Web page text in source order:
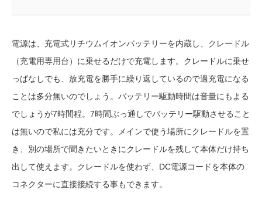
電源は、充電式リチウムイオンバッテリーを内蔵し、クレードル
（充電用専用台）に乗せるだけで充電します。クレードルに乗せ
っぱなしでも、放充電を勝手に繰り返しているので過充電になる
ことは多分無いのでしょう。バッテリー駆動時間は音量にもよる
でしょうが7時間程。7時間ぶっ通しでバッテリー駆動させること
は無いので私には充分です。メインで使う場所にクレードルを置
き、別の場所で聞きたいときにクレードルを残して本体だけ持ち
出して使えます。クレードルを使わず、DC電源コードを本体の
コネクターに直接接続する事もできます。